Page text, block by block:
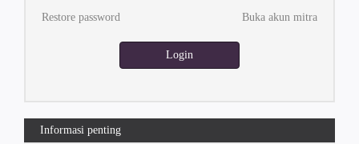
Restore password
Buka akun mitra
Login
Informasi penting